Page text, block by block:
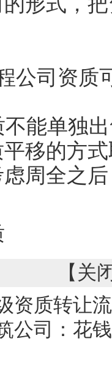
公司资质
能单独
移的方
周全之
【 关
资质转让
公司：花